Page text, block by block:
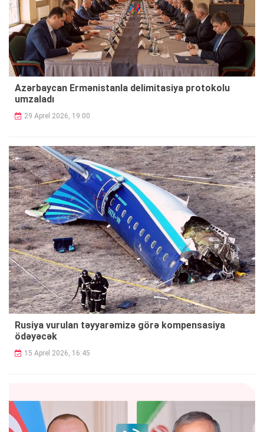
Azərbaycan Ermənistanla delimitasiya protokolu
umzaladı
29 Aprel 2026, 19:00
Rusiya vurulan təyyarəmizə görə kompensasiya
ödəyəcək
15 Aprel 2026, 16:45